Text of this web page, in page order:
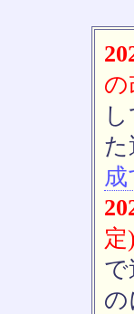
の
成
定
で
の